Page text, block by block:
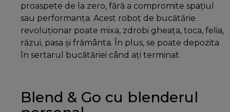
proaspete de la zero, fără a compromite spațiul
sau performanța. Acest robot de bucătărie
revoluționar poate mixa, zdrobi gheața, toca, felia,
răzui, pasa și frământa. În plus, se poate depozita
în sertarul bucătăriei când ați terminat.
Blend & Go cu blenderul